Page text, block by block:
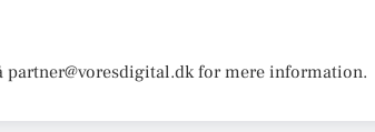
partner@voresdigital.dk for mere information.